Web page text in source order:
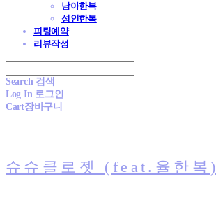
남아한복
성인한복
피팅예약
리뷰작성
Search 검색
Log In 로그인
Cart장바구니
슈슈클로젯 (feat.율한복)